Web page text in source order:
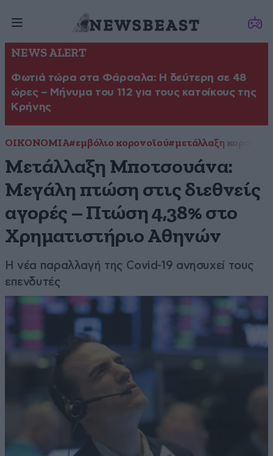
NEWS ALERT
Φωτιά τώρα στα Φάρσαλα: Η δεύτερη σε 48
ώρες – Μήνυμα του 112 για τους κατοίκους της
Κρήνης
ΟΙΚΟΝΟΜΙΑ#εμβόλιο κορονοϊού#μετάλλαξη
Μετάλλαξη Μποτσουάνα:
Μεγάλη πτώση στις διεθνείς
αγορές – Πτώση 4,38% στο
Χρηματιστήριο Αθηνών
Η νέα παραλλαγή της Covid-19 ανησυχεί τους
επενδυτές